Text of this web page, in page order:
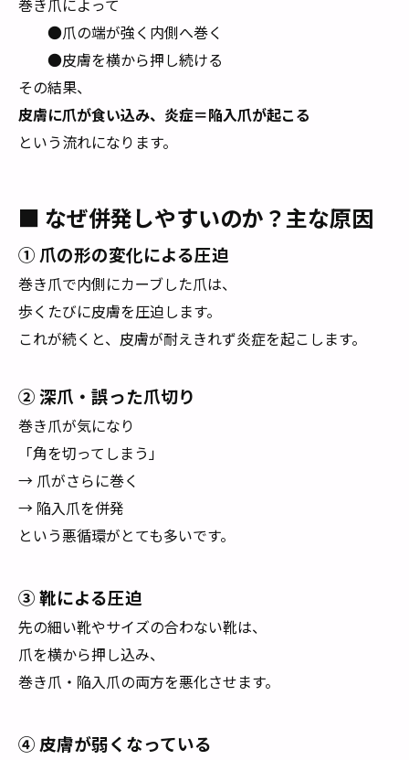
巻き爪によって
●爪の端が強く内側へ巻く
●皮膚を横から押し続ける
その結果、
皮膚に爪が食い込み、炎症＝陥入爪が起こる
という流れになります。
■ なぜ併発しやすいのか？主な原因
① 爪の形の変化による圧迫
巻き爪で内側にカーブした爪は、
歩くたびに皮膚を圧迫します。
これが続くと、皮膚が耐えきれず炎症を起こします。
② 深爪・誤った爪切り
巻き爪が気になり
「角を切ってしまう」
→ 爪がさらに巻く
→ 陥入爪を併発
という悪循環がとても多いです。
③ 靴による圧迫
先の細い靴やサイズの合わない靴は、
爪を横から押し込み、
巻き爪・陥入爪の両方を悪化させます。
④ 皮膚が弱くなっている